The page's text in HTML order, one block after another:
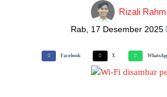
Rizali
Rab, 17 Desember 2025
Facebook X